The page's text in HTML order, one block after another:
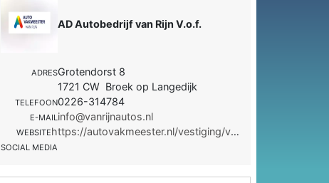
AD Autobedrijf van Rijn V.o.f.
ADRESGrotendorst 8
1721 CW Broek op Langedijk
TELEFOON0226-314784
E-MAILinfo@vanrijnautos.nl
WEBSITE https://autovakmeester.nl/vestiging/van-rijn/
SOCIAL MEDIA